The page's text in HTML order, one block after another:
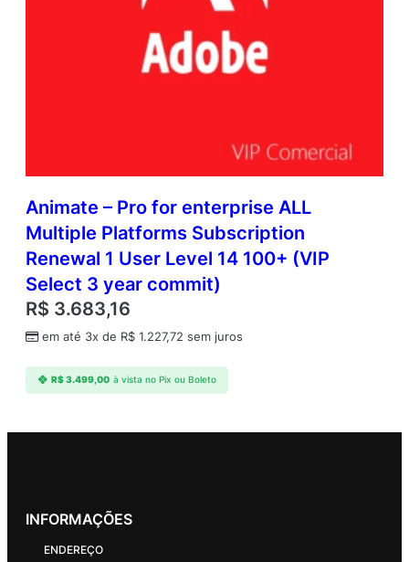
Animate – Pro for enterprise ALL
Multiple Platforms Subscription
Renewal 1 User Level 14 100+ (VIP
Select 3 year commit)
R$ 3.683,16
em até 3x de R$ 1.227,72 sem juros
R$3.499,00 à vista no Pix ou Boleto
INFORMAÇÕES
ENDEREÇO